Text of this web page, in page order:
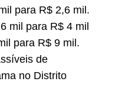
para R$ 2,6 mil.
mil para R$ 4 mil
para R$ 9 mil.
de
no Distrito